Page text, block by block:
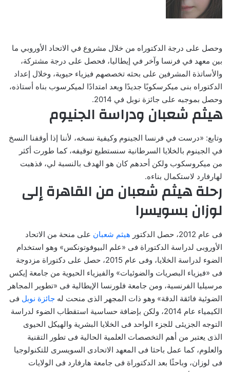
وحصل على درجة الدكتوراه من خلال مشروع في الاتحاد الأوروبي ما
بين معهد في فرنسا وآخر في إيطاليا، فحصل على درجة مشتركة،
والأساتذة المشرفين على بحثه تخصصهم فيزياء حيوية، وخلال إعداد
الدكتوراه بنى ميكرسكوبًا جديدًا ويعد امتدادًا لميكرسوب بناه أستاذه،
وحصل بموجبه على جائزة نوبل في 2014.
هيثم شعبان ودراسة الجنيوم
وتابع: «درست في فرنسا الجينوم وكيفية نسخه، لأننا إذا أوقفنا النسخ
في الجينوم بالخلايا السرطانية سنستطيع توقيفه، كما طورت أكثر
من ميكروسكوب ولكن أحدهم كان هو الهدف بالنسبة لي، فذهبت
لهارفارد لاستكمال بناءه.
رحلة هيثم شعبان من القاهرة إلى
لوزان بسويسرا
فى عام 2012، حصل الدكتور هيثم شعبان على منحة من الاتحاد
الأوروبى لدراسة الدكتوراة فى «علم البيوفوتونكس» وهو استخدام
الضوء لدراسة الخلايا، وفى عام 2015، حصل على دكتوراة مزدوجة
فى «فيزياء البصريات والضوئيات» والفيزياء الحيوية من جامعة إيكس
مرسيليا الفرنسية، ومن جامعة فلورنسا الإيطالية فى «تطوير المجاهر
الضوئية فائقة الدقة» وهو ذات المجهر الذى منحت له جائزة نوبل فى
الكيمياء عام 2014، ولكن بإضافة حساسية استقطاب الضوء لدراسة
التوجه الجزيئى للجزء الواحد فى الخلايا البشرية والهيكل الحيوى
الذى يعتبر من أهم التخصصات العلمية الحالية فى تطور التقنية
والعلوم، كما عمل باحثا فى المعهد الاتحادى السويسرى للتكنولوجيا
فى لوزان، وباحثًا بعد الدكتوراة فى جامعة هارفارد فى الولايات